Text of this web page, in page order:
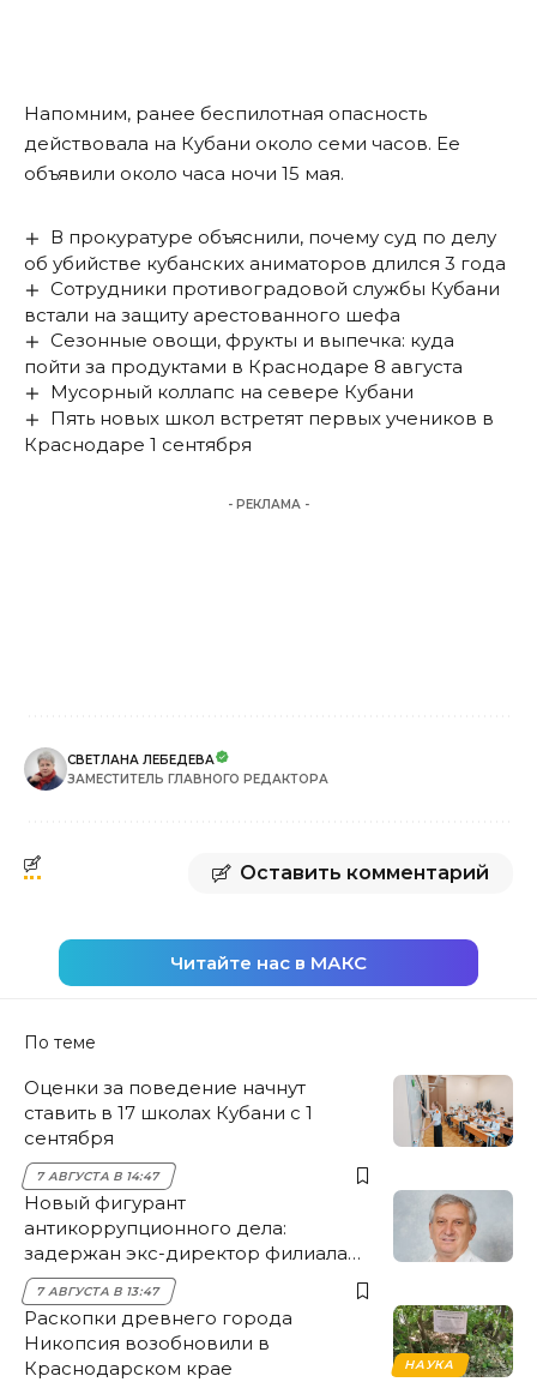
Напомним, ранее беспилотная опасность
действовала на Кубани около семи часов. Ее
объявили около часа ночи 15 мая.
В прокуратуре объяснили, почему суд по делу
об убийстве кубанских аниматоров длился 3 года
Сотрудники противоградовой службы Кубани
встали на защиту арестованного шефа
Сезонные овощи, фрукты и выпечка: куда
пойти за продуктами в Краснодаре 8 августа
Мусорный коллапс на севере Кубани
Пять новых школ встретят первых учеников в
Краснодаре 1 сентября
- РЕКЛАМА -
СВЕТЛАНА ЛЕБЕДЕВА
ЗАМЕСТИТЕЛЬ ГЛАВНОГО РЕДАКТОРА
Оставить комментарий
Читайте нас в МАКС
По теме
Оценки за поведение начнут
ставить в 17 школах Кубани с 1
сентября
7 АВГУСТА В 14:47
Новый фигурант
антикоррупционного дела:
задержан экс-директор филиала
НЭСК Крымска
7 АВГУСТА В 13:47
НАУКА
Раскопки древнего города
Никопсия возобновили в
Краснодарском крае